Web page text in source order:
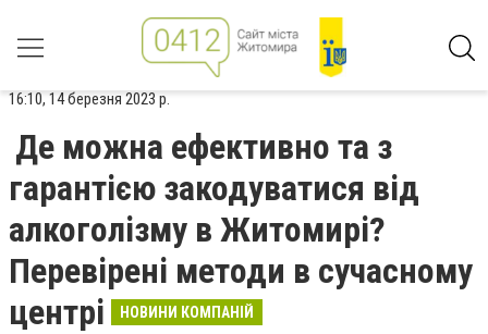
16:10, 14 березня 2023 р.
Де можна ефективно та з
гарантією закодуватися від
алкоголізму в Житомирі?
Перевірені методи в сучасному
центрі
НОВИНИ КОМПАНІЙ